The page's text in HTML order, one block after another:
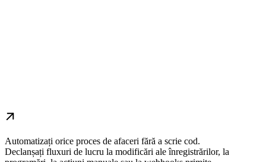
Automatizați orice proces de afaceri fără a scrie cod.
Declanșați fluxuri de lucru la modificări ale înregistrărilor, la